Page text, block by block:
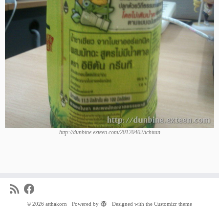
http://dunbine.exteen.com/20120402/ichitan
· © 2026 atthakorn · Powered by · Designed with the Customizr theme ·